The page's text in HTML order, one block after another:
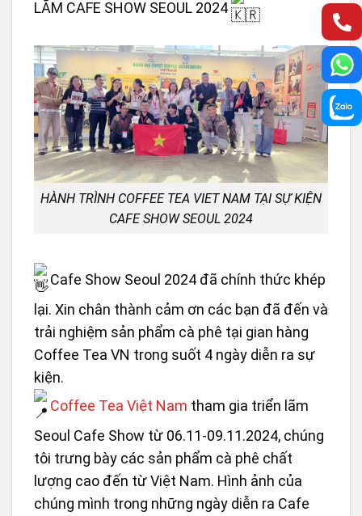
LÃM CAFE SHOW SEOUL 2024
HÀNH TRÌNH COFFEE TEA VIET NAM TẠI SỰ KIỆN
CAFE SHOW SEOUL 2024
Cafe Show Seoul 2024 đã chính thức khép
lại. Xin chân thành cảm ơn các bạn đã đến và
trải nghiệm sản phẩm cà phê tại gian hàng
Coffee Tea VN trong suốt 4 ngày diễn ra sự
kiện.
Coffee Tea Việt Nam tham gia triển lãm
Seoul Cafe Show từ 06.11-09.11.2024, chúng
tôi trưng bày các sản phẩm cà phê chất
lượng cao đến từ Việt Nam. Hình ảnh của
chúng mình trong những ngày diễn ra Cafe